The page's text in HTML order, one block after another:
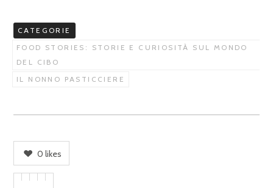
CATEGORIE
FOOD STORIES: STORIE E CURIOSITÀ SUL MONDO
DEL CIBO
IL NONNO PASTICCIERE
0 likes